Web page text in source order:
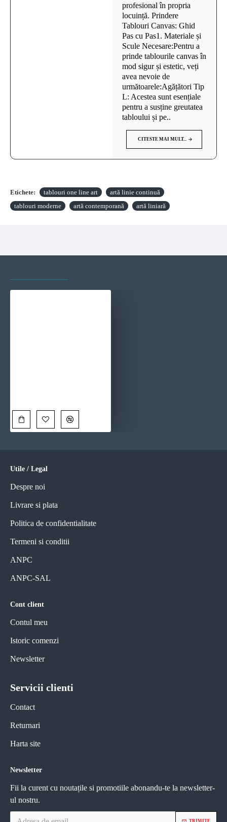
profesional în propria
locuință. Prindere
Tablouri Canvas: Ghid
Pas cu Pas1. Materiale și
Scule Necesare:Pentru a
prinde tablourile canvas în
mod sigur și estetic, veți
avea nevoie de
următoarele:Agățători Tip
L: Acestea sunt esențiale
pentru a susține greutatea
tabloului și pe..
CITESTE MAI MULT...
Etichete: tablouri one line art
artă linie continuă
tablouri moderne
artă contemporană artă liniară
Utile / Legal
Despre noi
Livrare si plata
Politica de confidentialitate
Termeni si conditii
ANPC
ANPC-SAL
Cont client
Contul meu
Istoric comenzi
Newsletter
Servicii clienti
Contact
Returnari
Harta site
Newsletter
Fii la curent cu noutațile si promotiile abonandu-te la newsletter-
ul nostru.